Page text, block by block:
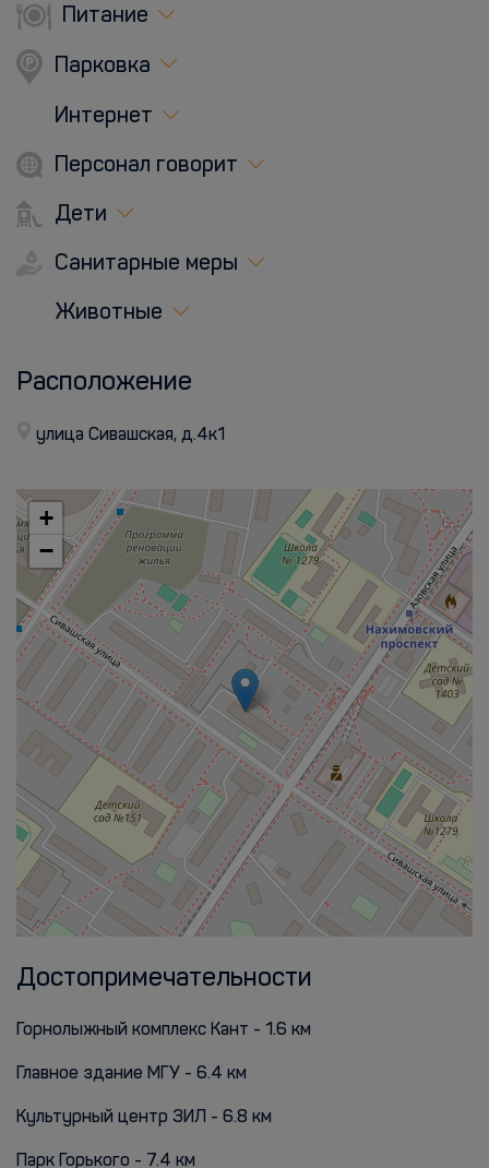
Питание
Парковка
Интернет
Персонал говорит
Дети
Санитарные меры
Животные
Расположение
улица Сивашская, д.4к1
+
−
Достопримечательности
Горнолыжный комплекс Кант - 1.6 км
Главное здание МГУ - 6.4 км
Культурный центр ЗИЛ - 6.8 км
Парк Горького - 7.4 км